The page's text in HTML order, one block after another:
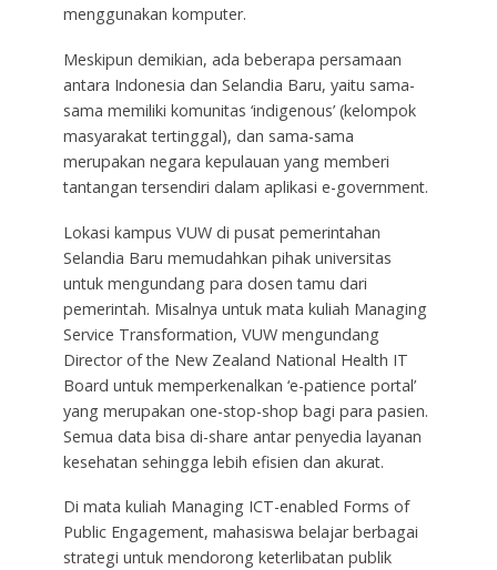
menggunakan komputer.
Meskipun demikian, ada beberapa persamaan
antara Indonesia dan Selandia Baru, yaitu sama-
sama memiliki komunitas ‘indigenous’ (kelompok
masyarakat tertinggal), dan sama-sama
merupakan negara kepulauan yang memberi
tantangan tersendiri dalam aplikasi e-government.
Lokasi kampus VUW di pusat pemerintahan
Selandia Baru memudahkan pihak universitas
untuk mengundang para dosen tamu dari
pemerintah. Misalnya untuk mata kuliah Managing
Service Transformation, VUW mengundang
Director of the New Zealand National Health IT
Board untuk memperkenalkan ‘e-patience portal’
yang merupakan one-stop-shop bagi para pasien.
Semua data bisa di-share antar penyedia layanan
kesehatan sehingga lebih efisien dan akurat.
Di mata kuliah Managing ICT-enabled Forms of
Public Engagement, mahasiswa belajar berbagai
strategi untuk mendorong keterlibatan publik